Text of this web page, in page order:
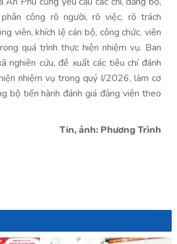
công rõ người, rõ việc, rõ trách
viên, khích lệ cán bộ, công chức, viên
quá trình thực hiện nhiệm vụ. Ban
nghiên cứu, đề xuất các tiêu chí đánh
nhiệm vụ trong quý I/2026, làm cơ
bộ tiến hành đánh giá đảng viên theo
Tin, ảnh: Phương Trình